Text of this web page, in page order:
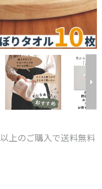
上のご購入で送料無料